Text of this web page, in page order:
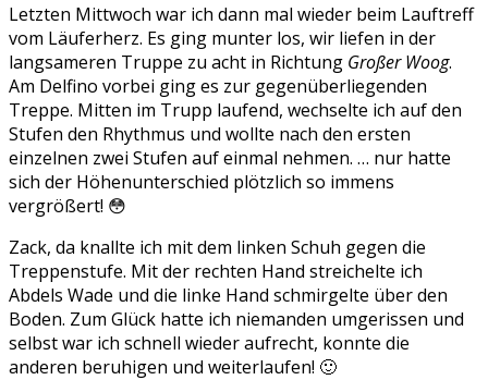
Letzten Mittwoch war ich dann mal wieder beim Lauftreff
vom Läuferherz. Es ging munter los, wir liefen in der
langsameren Truppe zu acht in Richtung Großer Woog.
Am Delfino vorbei ging es zur gegenüberliegenden
Treppe. Mitten im Trupp laufend, wechselte ich auf den
Stufen den Rhythmus und wollte nach den ersten
einzelnen zwei Stufen auf einmal nehmen. … nur hatte
sich der Höhenunterschied plötzlich so immens
vergrößert! 😳
Zack, da knallte ich mit dem linken Schuh gegen die
Treppenstufe. Mit der rechten Hand streichelte ich
Abdels Wade und die linke Hand schmirgelte über den
Boden. Zum Glück hatte ich niemanden umgerissen und
selbst war ich schnell wieder aufrecht, konnte die
anderen beruhigen und weiterlaufen! 🙂